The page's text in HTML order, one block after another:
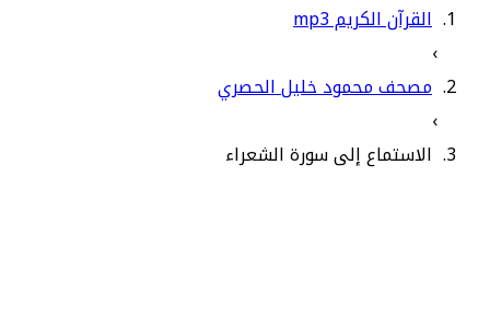
القرآن الكريم mp3
›
مصحف محمود خليل الحصري
›
الاستماع إلى سورة الشعراء